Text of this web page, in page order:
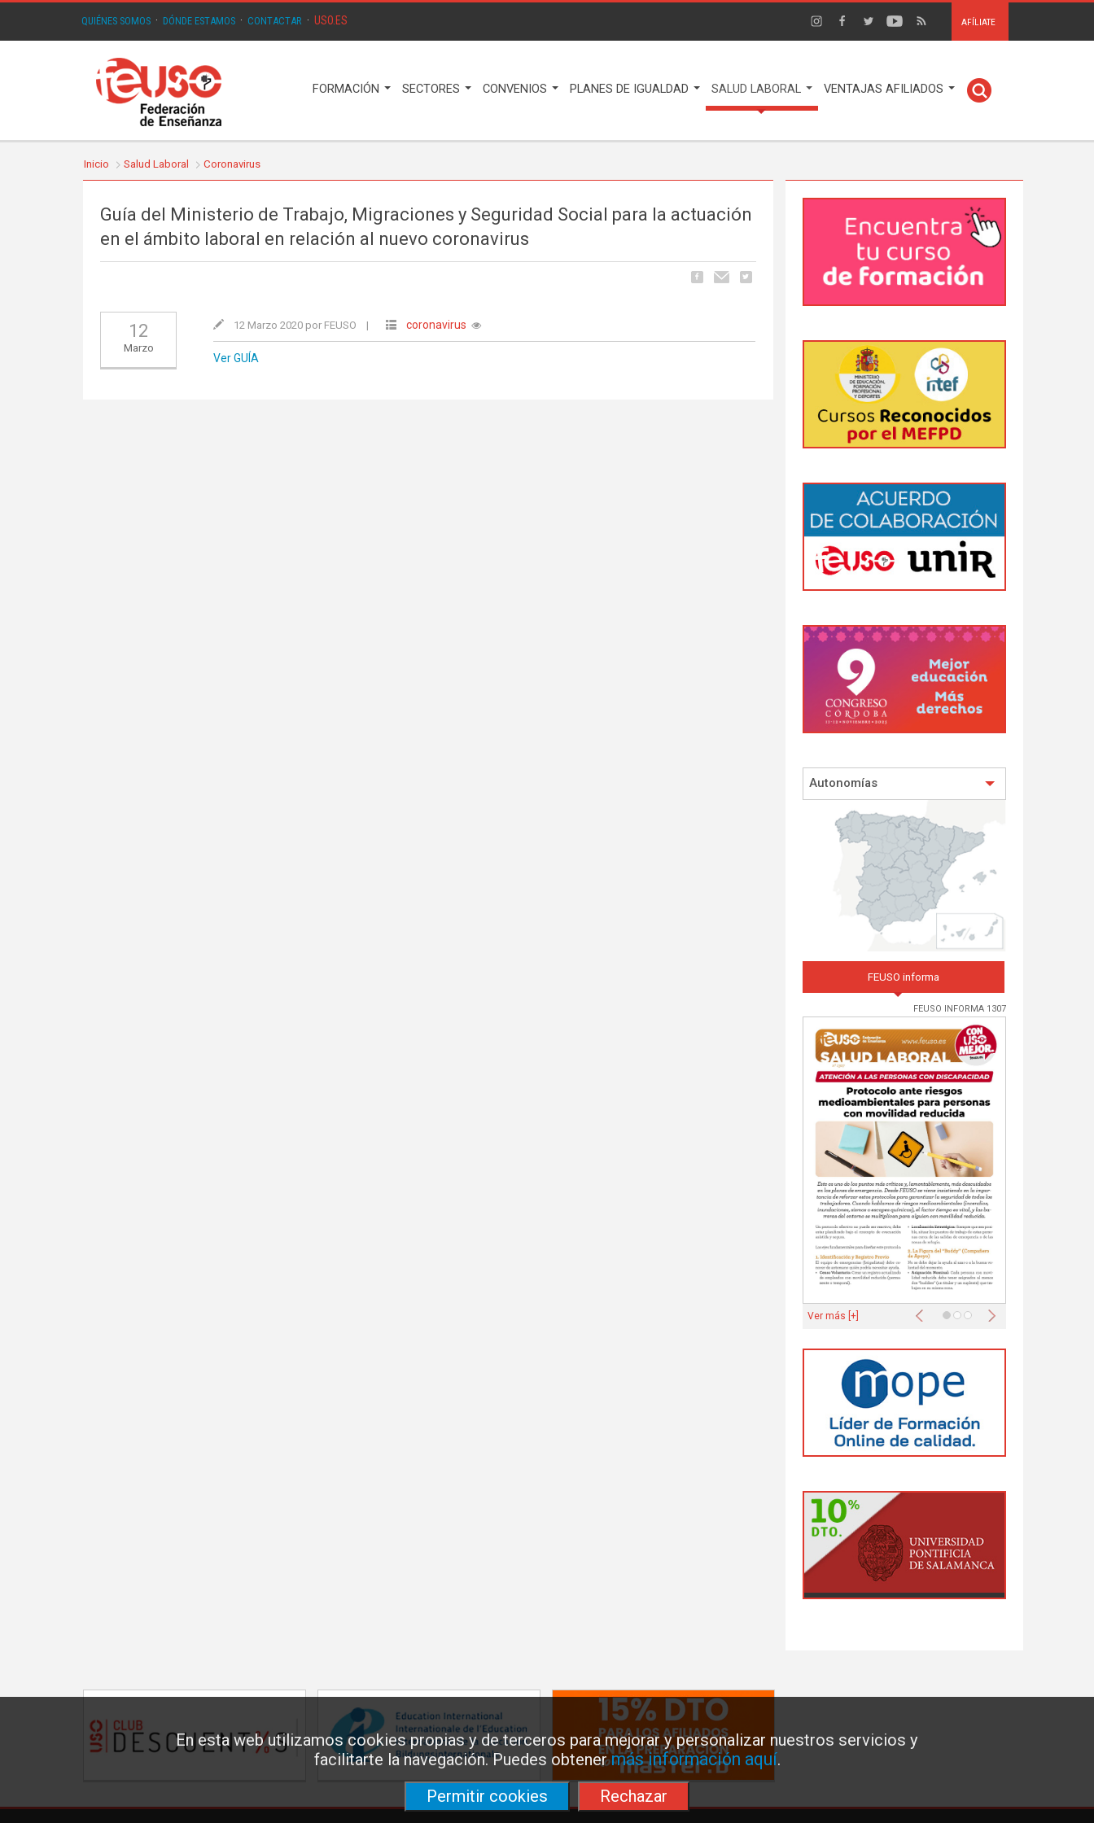
En esta web utilizamos cookies propias y de terceros para mejorar y personalizar nuestros servicios y
facilitarte la navegación. Puedes obtenermás información aquí.
Permitir cookies
Rechazar
QUIÉNES SOMOS · DÓNDE ESTAMOS · CONTACTAR · USO.ES AFÍLIATE
FORMACIÓN SECTORES CONVENIOS PLANES DE IGUALDAD SALUD LABORAL VENTAJAS AFILIADOS
Inicio Salud Laboral Coronavirus
Guía del Ministerio de Trabajo, Migraciones y Seguridad Social para la actuación
en el ámbito laboral en relación al nuevo coronavirus
12
Marzo
12 Marzo 2020 por FEUSO | coronavirus
Ver GUÍA
Autonomías
FEUSO informa
FEUSO INFORMA 1307
Anterior Siguiente
Ver más [+]